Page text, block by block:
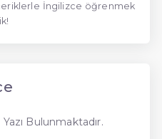
İngilizce öğrenmek
Bulunmaktadır.